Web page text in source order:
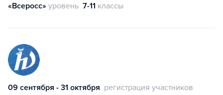
«Всеросс» уровень 7-11 классы
09 сентября - 31 октября регистрация участников